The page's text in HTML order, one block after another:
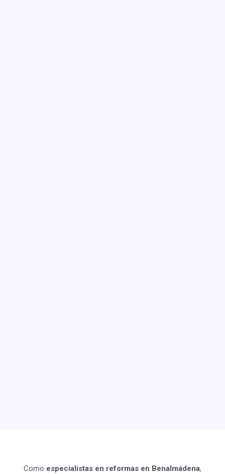
Como especialistas en reformas en Benalmádena,